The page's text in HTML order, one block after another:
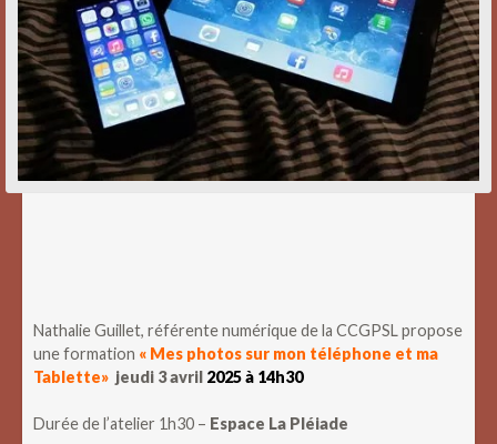
Nathalie Guillet, référente numérique de la CCGPSL propose
une formation « Mes photos sur mon téléphone et ma
Tablette» jeudi 3 avril 2025 à 14h30
Durée de l’atelier 1h30 – Espace La Pléiade